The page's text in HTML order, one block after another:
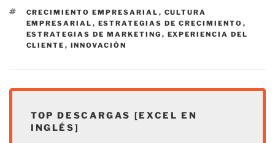
ETIQUETAS
CRECIMIENTO EMPRESARIAL , CULTURA
EMPRESARIAL , ESTRATEGIAS DE CRECIMIENTO ,
ESTRATEGIAS DE MARKETING , EXPERIENCIA DEL
CLIENTE , INNOVACIÓN
TOP DESCARGAS [EXCEL EN
INGLÉS]